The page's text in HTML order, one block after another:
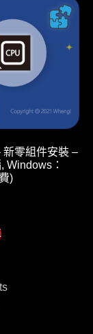
新零組件安裝 –
Windows：
)